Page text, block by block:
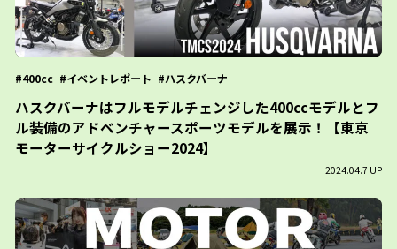
400cc イベントレポート ハスクバーナ
ハスクバーナはフルモデルチェンジした400ccモデルとフ
ル装備のアドベンチャースポーツモデルを展示！【東京
モーターサイクルショー2024】
2024.04.7 UP